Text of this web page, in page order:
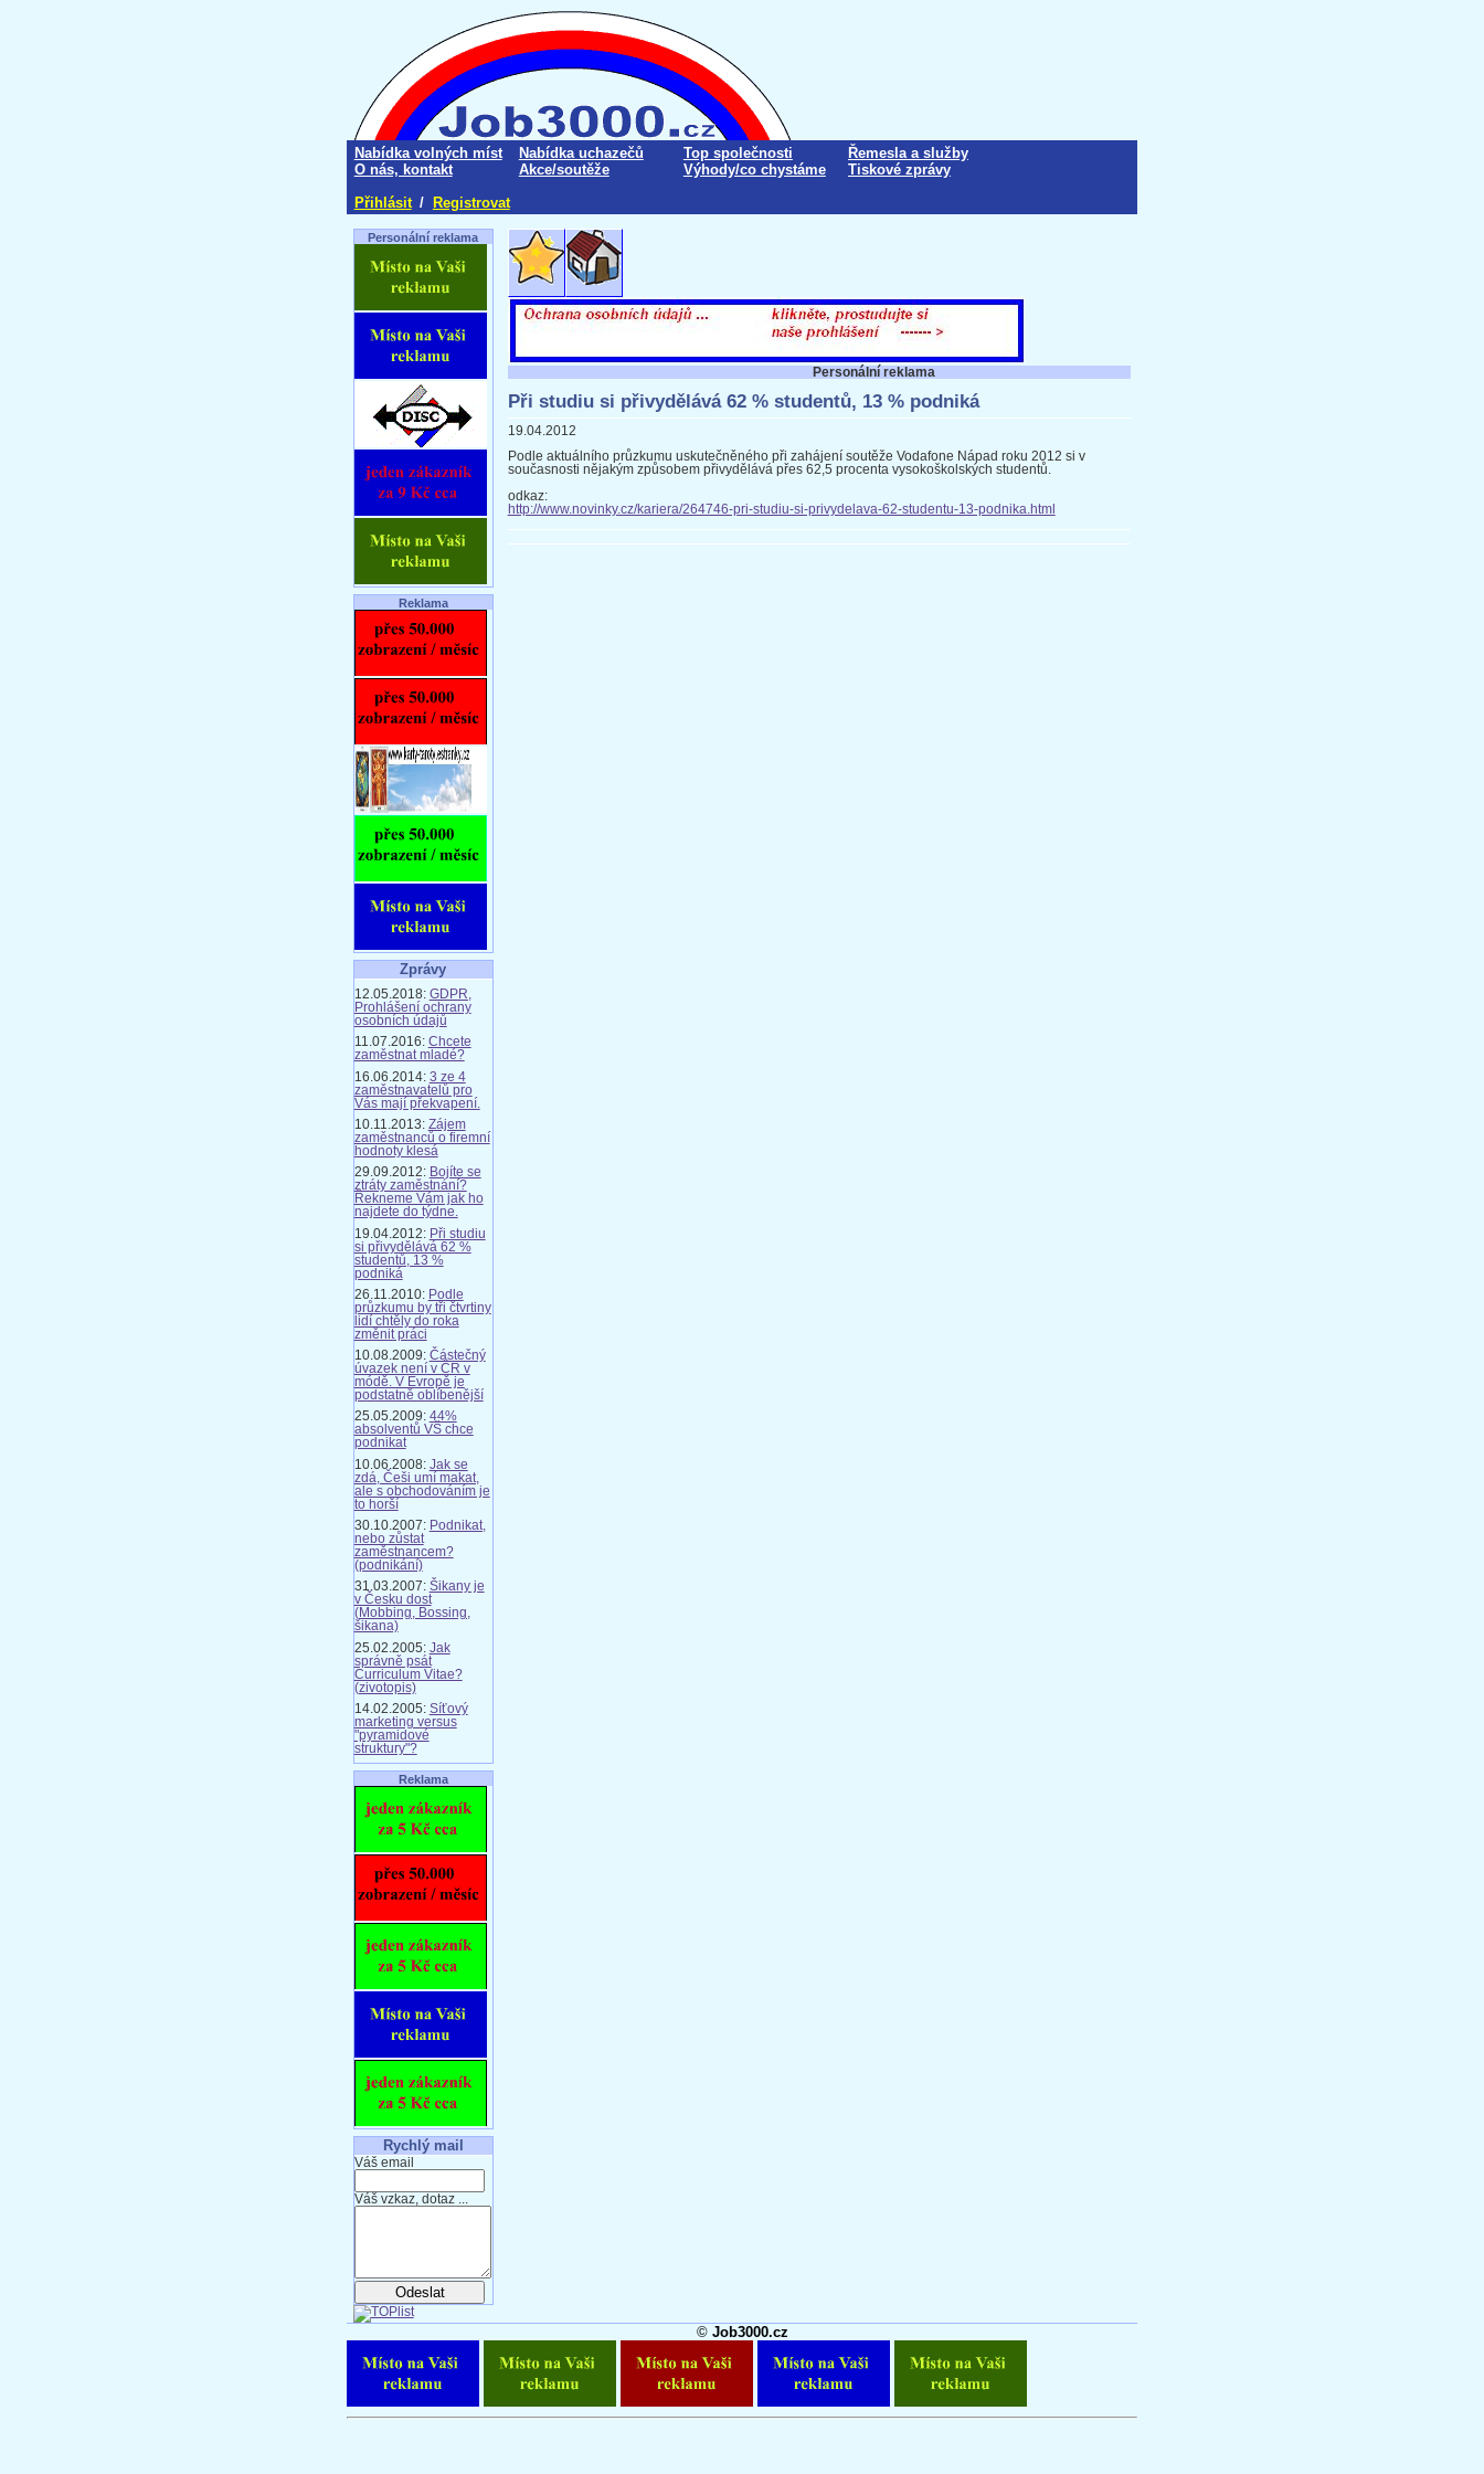
Nabídka volných míst Nabídka uchazečů Top společnosti
Řemesla a služby
O nás, kontakt
Akce/soutěže Výhody/co chystáme
Tiskové zprávy
Přihlásit / Registrovat
Personální reklama
Reklama
Zprávy
12.05.2018: GDPR,
Prohlášení ochrany
osobních údajů
11.07.2016: Chcete
zaměstnat mladé?
16.06.2014: 3 ze 4
zaměstnavatelů pro
Vás mají překvapení.
10.11.2013: Zájem
zaměstnanců o firemní
hodnoty klesá
29.09.2012: Bojíte se
ztráty zaměstnání?
Řekneme Vám jak ho
najdete do týdne.
19.04.2012: Při studiu
si přivydělává 62 %
studentů, 13 %
podniká
26.11.2010: Podle
průzkumu by tři čtvrtiny
lidí chtěly do roka
změnit práci
10.08.2009: Částečný
úvazek není v ČR v
módě. V Evropě je
podstatně oblíbenější
25.05.2009: 44%
absolventů VŠ chce
podnikat
10.06.2008: Jak se
zdá, Češi umí makat,
ale s obchodováním je
to horší
30.10.2007: Podnikat,
nebo zůstat
zaměstnancem?
(podnikání)
31.03.2007: Šikany je
v Česku dost
(Mobbing, Bossing,
šikana)
25.02.2005: Jak
správně psát
Curriculum Vitae?
(zivotopis)
14.02.2005: Síťový
marketing versus
"pyramidové
struktury"?
Reklama
Rychlý mail
Váš email
Váš vzkaz, dotaz ...
Personální reklama
Při studiu si přivydělává 62 % studentů, 13 % podniká
19.04.2012
Podle aktuálního průzkumu uskutečněného při zahájení soutěže Vodafone Nápad roku 2012 si v
současnosti nějakým způsobem přivydělává přes 62,5 procenta vysokoškolských studentů.
odkaz:
http://www.novinky.cz/kariera/264746-pri-studiu-si-privydelava-62-studentu-13-podnika.html
© Job3000.cz